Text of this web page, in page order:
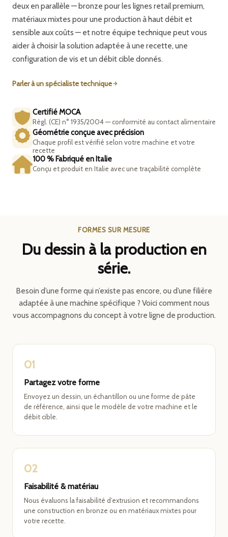
deux en parallèle — bronze pour les lignes retail premium,
matériaux mixtes pour une production à haut débit et
sensible aux coûts — et notre équipe technique peut vous
aider à choisir la solution adaptée à une recette, une
configuration de vis et un débit cible donnés.
Parler à un spécialiste technique
Certifié MOCA
Règl. (CE) n° 1935/2004 — conformité au contact alimentaire
Géométrie conçue avec précision
Chaque profil est vérifié selon votre machine et votre
recette
100 % Fabriqué en Italie
Conçu et produit en Italie avec une traçabilité complète
FORMES SUR MESURE
Du dessin à la production en
série.
Besoin d’une forme qui n’existe pas encore, ou d’une filière
adaptée à une machine spécifique ? Voici comment nous
vous accompagnons du concept à votre ligne de production.
01
Partagez votre forme
Envoyez un dessin, un échantillon ou une forme de pâte
de référence, ainsi que le modèle de votre machine et le
débit cible.
02
Faisabilité & matériau
Nous évaluons la faisabilité d’extrusion et recommandons
une construction en bronze ou en matériaux mixtes pour
votre recette.